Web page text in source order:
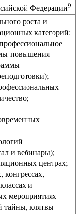
Федерации9
роста и
категорий:
повышения
и вебинары);
центрах;
и
мероприятиях
тайны, клятвы